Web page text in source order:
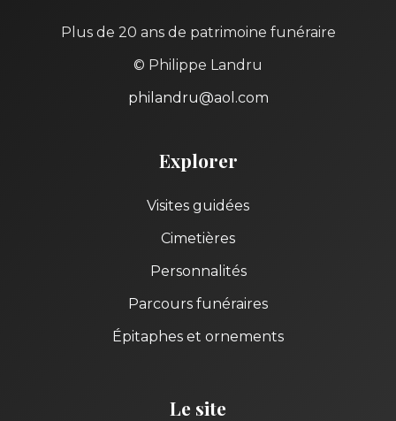
Plus de 20 ans de patrimoine funéraire
© Philippe Landru
philandru@aol.com
Explorer
Visites guidées
Cimetières
Personnalités
Parcours funéraires
Épitaphes et ornements
Le site